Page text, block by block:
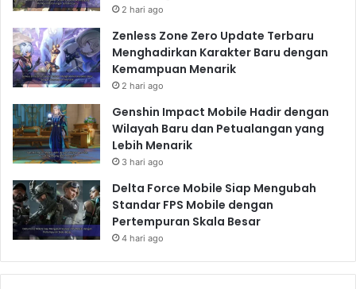
2 hari ago
Zenless Zone Zero Update Terbaru
Menghadirkan Karakter Baru dengan
Kemampuan Menarik
2 hari ago
Genshin Impact Mobile Hadir dengan
Wilayah Baru dan Petualangan yang
Lebih Menarik
3 hari ago
Delta Force Mobile Siap Mengubah
Standar FPS Mobile dengan
Pertempuran Skala Besar
4 hari ago